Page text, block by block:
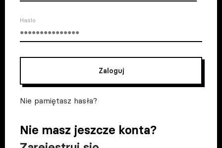
Haslo
Zaloguj
Nie pamiętasz hasła?
Nie masz jeszcze konta?